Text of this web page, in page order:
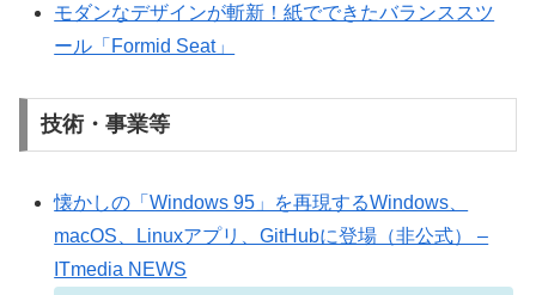
モダンなデザインが斬新！紙でできたバランススツ
ール「Formid Seat」
技術・事業等
懐かしの「Windows 95」を再現するWindows、
macOS、Linuxアプリ、GitHubに登場（非公式） –
ITmedia NEWS